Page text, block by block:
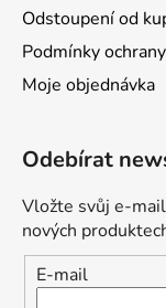
Odstoupení od
Podmínky
Moje objednávka
Odebírat
Vložte svůj e-
nových
E-mail